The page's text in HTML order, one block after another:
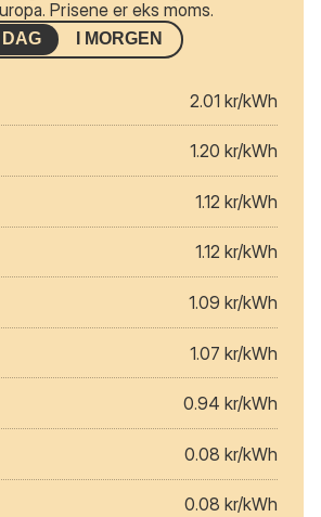
Prisene er eks moms.
I DAG I MORGEN
2.01 kr/kWh
1.20 kr/kWh
1.12 kr/kWh
1.12 kr/kWh
1.09 kr/kWh
1.07 kr/kWh
0.94 kr/kWh
0.08 kr/kWh
0.08 kr/kWh